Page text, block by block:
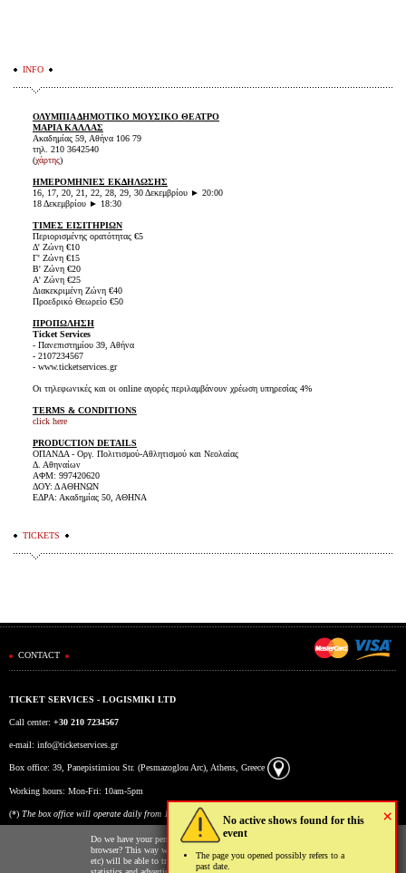
×
No active shows found for this
event
The page you opened possibly refers to a
past date.
INFO
ΟΛΥΜΠΙΑ ΔΗΜΟΤΙΚΟ ΜΟΥΣΙΚΟ ΘΕΑΤΡΟ
ΜΑΡΙΑ ΚΑΛΛΑΣ
Ακαδημίας 59, Αθήνα 106 79
τηλ. 210 3642540
(χάρτης)
ΗΜΕΡΟΜΗΝΙΕΣ ΕΚΔΗΛΩΣΗΣ
16, 17, 20, 21, 22, 28, 29, 30 Δεκεμβρίου ► 20:00
18 Δεκεμβρίου ► 18:30
ΤΙΜΕΣ ΕΙΣΙΤΗΡΙΩΝ
Περιορισμένης ορατότητας €5
Δ' Ζώνη €10
Γ' Ζώνη €15
Β' Ζώνη €20
Α' Ζώνη €25
Διακεκριμένη Ζώνη €40
Προεδρικό Θεωρείο €50
ΠΡΟΠΩΛΗΣΗ
Ticket Services
- Πανεπιστημίου 39, Αθήνα
- 2107234567
- www.ticketservices.gr
Οι τηλεφωνικές και οι online αγορές περιλαμβάνουν χρέωση υπηρεσίας 4%
TERMS & CONDITIONS
click here
PRODUCTION DETAILS
ΟΠΑΝΔΑ - Οργ. Πολιτισμού-Αθλητισμού και Νεολαίας
Δ. Αθηναίων
ΑΦΜ: 997420620
ΔΟΥ: Δ ΑΘΗΝΩΝ
ΕΔΡΑ: Ακαδημίας 50, ΑΘΗΝΑ
TICKETS
CONTACT
TICKET SERVICES - LOGISMIKI LTD
Call center: +30 210 7234567
e-mail: info@ticketservices.gr
Box office: 39, Panepistimiou Str. (Pesmazoglou Arc), Athens, Greece
Working hours: Mon-Fri: 10am-5pm
(*) The box office will operate daily from 10:00 to 15:00 during the period 17/7 to 6/8.
Do we have your permission to store cookies to your
browser? This way we and third parties (Google, Facebook
etc) will be able to track your usage of our website for